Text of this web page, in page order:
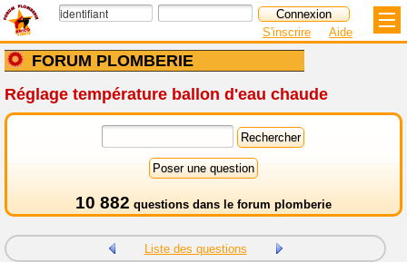
FORUM PLOMBERIE
S'inscrire Aide
Réglage température ballon d'eau chaude
10 882 questions dans le forum plomberie
Liste des questions